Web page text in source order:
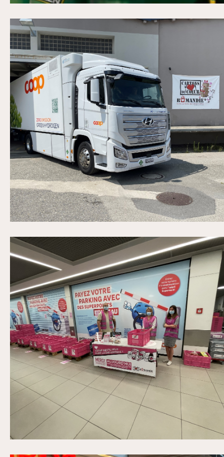
Coop Léman Centre Juillet 2021
Coop de Prilly VD Mai 2021